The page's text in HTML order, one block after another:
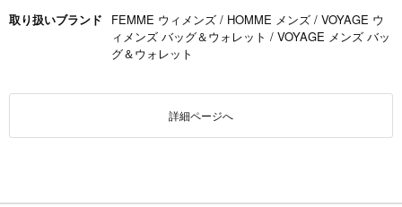
取り扱いブランド
FEMME ウィメンズ / HOMME メンズ / VOYAGE ウ
ィメンズ バッグ＆ウォレット / VOYAGE メンズ バッ
グ＆ウォレット
詳細ページへ